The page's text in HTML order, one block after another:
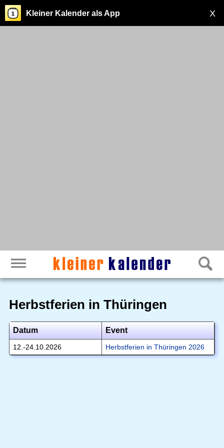
X
Kleiner Kalender als App
Herbstferien in Thüringen
Datum Event
12.-24.10.2026 Herbstferien in Thüringen 2026